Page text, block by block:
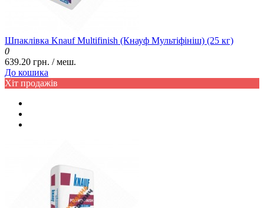
Шпаклівка Knauf Multifinish (Кнауф Мультіфініш) (25 кг)
0
639.20 грн. / меш.
До кошика
Хіт продажів